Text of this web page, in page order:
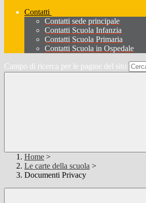
Contatti
Contatti sede principale
Contatti Scuola Infanzia
Contatti Scuola Primaria
Contatti Scuola in Ospedale
Campo di ricerca per le pagine del sito
Home >
Le carte della scuola >
Documenti Privacy